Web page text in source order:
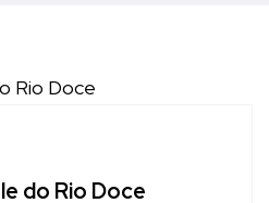
do Rio Doce